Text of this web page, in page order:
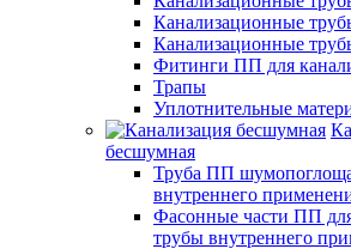
Канализационные
Канализационные
Фитинги ПП для
Трапы
Уплотнительные
бесшумная
Труба ПП
внутреннего
Фасонные части ПП
трубы внутреннего